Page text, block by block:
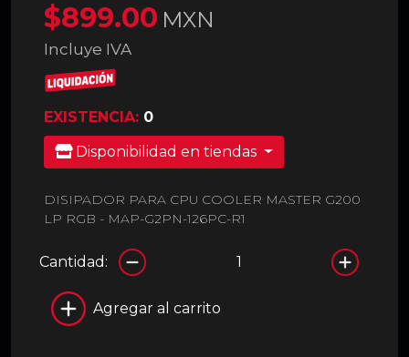
$899.00 MXN
Incluye IVA
EXISTENCIA: 0
Disponibilidad en tiendas
DISIPADOR PARA CPU COOLER MASTER G200
LP RGB - MAP-G2PN-126PC-R1
Cantidad:
Agregar al carrito